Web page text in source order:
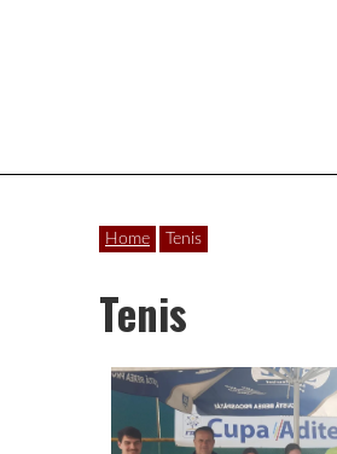
Home Tenis
Tenis